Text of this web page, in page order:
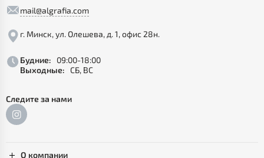
mail@algrafia.com
г. Минск, ул. Олешева, д. 1, офис 28н.
Будние:
09:00-18:00
Выходные: СБ, ВС
Следите за нами
О компании